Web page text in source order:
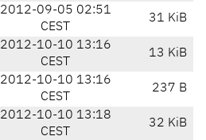
2012-09-05 02:51
CEST
31 KiB
2012-10-10 13:16
CEST
13 KiB
2012-10-10 13:16
CEST
237 B
2012-10-10 13:18
CEST
32 KiB